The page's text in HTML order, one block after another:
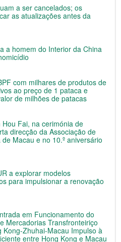
a ser cancelados; os
as atualizações antes da
a homem do Interior da China
com milhares de produtos de
ao preço de 1 pataca e
de milhões de patacas
Fai, na cerimónia de
direcção da Associação de
Macau e no 10.º aniversário
a explorar modelos
para impulsionar a renovação
em Funcionamento do
Mercadorias Transfronteiriço
Kong-Zhuhai-Macau Impulso à
entre Hong Kong e Macau